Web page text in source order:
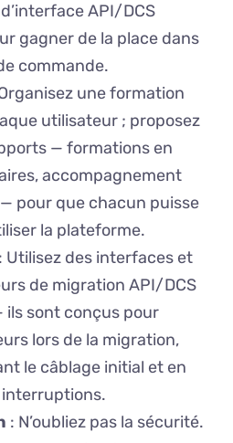
API/DCS
gagner de la place dans
commande.
une formation
utilisateur ; proposez
— formations en
accompagnement
pour que chacun puisse
la plateforme.
: Utilisez des interfaces et
de migration API/DCS
ils sont conçus pour
lors de la migration,
le câblage initial et en
: N’oubliez pas la sécurité.